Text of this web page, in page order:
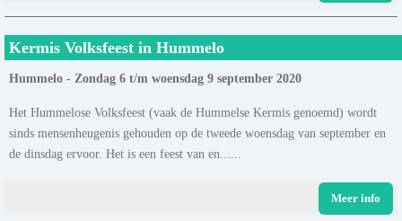
Kermis Volksfeest in Hummelo
Hummelo - Zondag 6 t/m woensdag 9 september 2020
Het Hummelose Volksfeest (vaak de Hummelse Kermis genoemd) wordt
sinds mensenheugenis gehouden op de tweede woensdag van september en
de dinsdag ervoor. Het is een feest van en......
Meer info